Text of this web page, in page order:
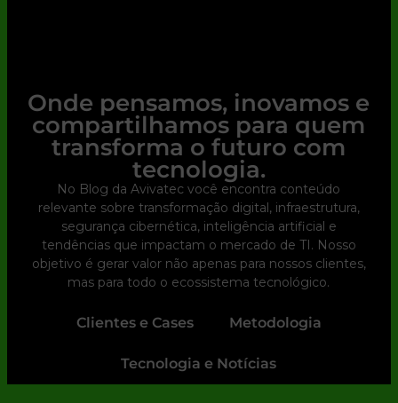
Onde pensamos, inovamos e
compartilhamos para quem
transforma o futuro com
tecnologia.
No Blog da Avivatec você encontra conteúdo
relevante sobre transformação digital, infraestrutura,
segurança cibernética, inteligência artificial e
tendências que impactam o mercado de TI. Nosso
objetivo é gerar valor não apenas para nossos clientes,
mas para todo o ecossistema tecnológico.
Clientes e Cases Metodologia
Tecnologia e Notícias